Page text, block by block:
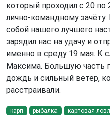
который проходил с 20 по
лично-командному
собой нашего лучшего
зарядил нас на удачу и
именно в среду 19 мая. К
Максима. Большую часть
дождь и сильный ветер,
расстраивали.
карп рыбалка карповая